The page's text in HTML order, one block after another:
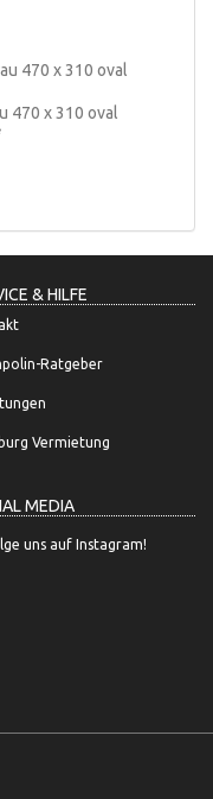
470 x 310 oval
& HILFE
Ratgeber
Vermietung
MEDIA
uns auf Instagram!